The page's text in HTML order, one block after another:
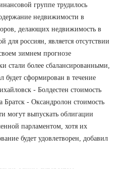
группе трудилось
недвижимости в
делающих недвижимость в
для россиян, является отсутствии
зимнем прогнозе
стали более сбалансированными,
будет сформирован в течение
- Болдестен стоимость
- Оксандролон стоимость
могут выпускать облигации
парламентом, хотя их
будет удовлетворен, добавил